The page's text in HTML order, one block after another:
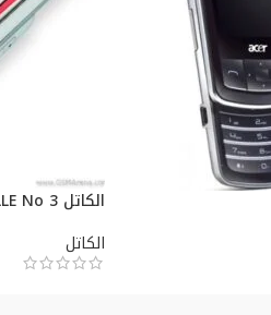
الكاتل ELLE No 3
الكاتل